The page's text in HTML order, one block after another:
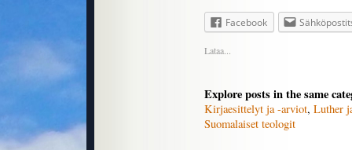
Facebook
Lataa...
Explore posts in the same
Kirjaesittelyt ja -arviot, Luther
Suomalaiset teologit